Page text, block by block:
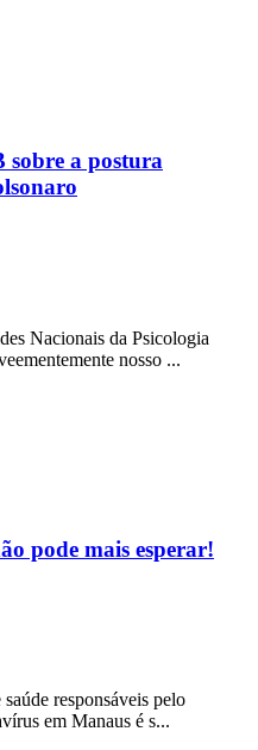
sobre a postura
Nacionais da Psicologia
nosso ...
pode mais esperar!
responsáveis pelo
em Manaus é s...